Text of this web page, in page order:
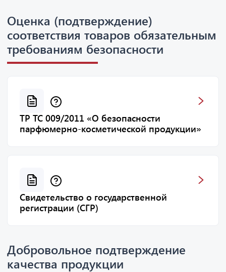
Оценка (подтверждение)
соответствия товаров обязательным
требованиям безопасности
ТР ТС 009/2011 «О безопасности
парфюмерно-косметической продукции»
Свидетельство о государственной
регистрации (СГР)
Добровольное подтверждение
качества продукции